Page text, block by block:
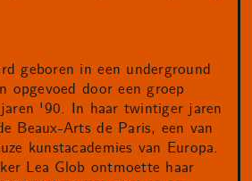
geboren in een underground
opgevoed door een groep
'90. In haar twintiger jaren
Beaux-Arts de Paris, een van
kunstacademies van Europa.
Lea Glob ontmoette haar